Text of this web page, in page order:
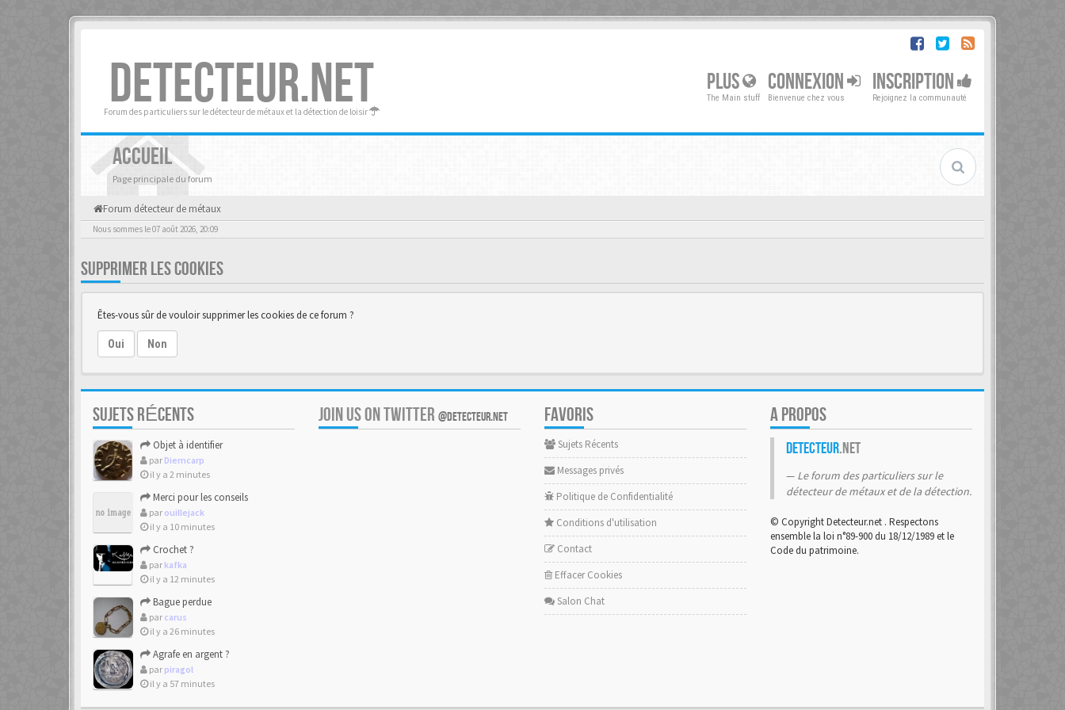
DETECTEUR.NET
Forum des particuliers sur le détecteur de métaux et la détection de loisir
PLUS
The Main stuff
CONNEXION
Bienvenue chez vous
INSCRIPTION
Rejoignez la communauté
ACCUEIL
Page principale du forum
Forum détecteur de métaux
Nous sommes le 07 août 2026, 20:09
SUPPRIMER LES COOKIES
Êtes-vous sûr de vouloir supprimer les cookies de ce forum ?
Oui Non
SUJETS RÉCENTS
Objet à identifier
par Diemcarp
il y a 2 minutes
Merci pour les conseils
par ouillejack
il y a 10 minutes
Crochet ?
par kafka
il y a 12 minutes
Bague perdue
par carus
il y a 26 minutes
Agrafe en argent ?
par piragol
il y a 57 minutes
JOIN US ON TWITTER @DETECTEUR.NET FAVORIS
Sujets Récents
Messages privés
Politique de Confidentialité
Conditions d'utilisation
Contact
Effacer Cookies
Salon Chat
A PROPOS
Detecteur.net
Le forum des particuliers sur le
détecteur de métaux et de la détection.
© Copyright Detecteur.net . Respectons
ensemble la loi n°89-900 du 18/12/1989 et le
Code du patrimoine.